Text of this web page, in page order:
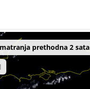
prethodna 2 sata